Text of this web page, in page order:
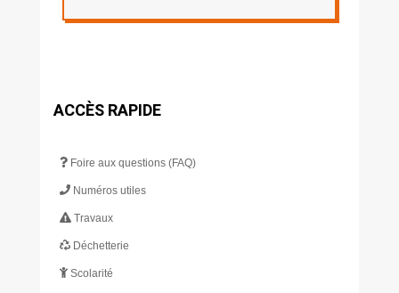
ACCÈS RAPIDE
Foire aux questions (FAQ)
Numéros utiles
Travaux
Déchetterie
Scolarité